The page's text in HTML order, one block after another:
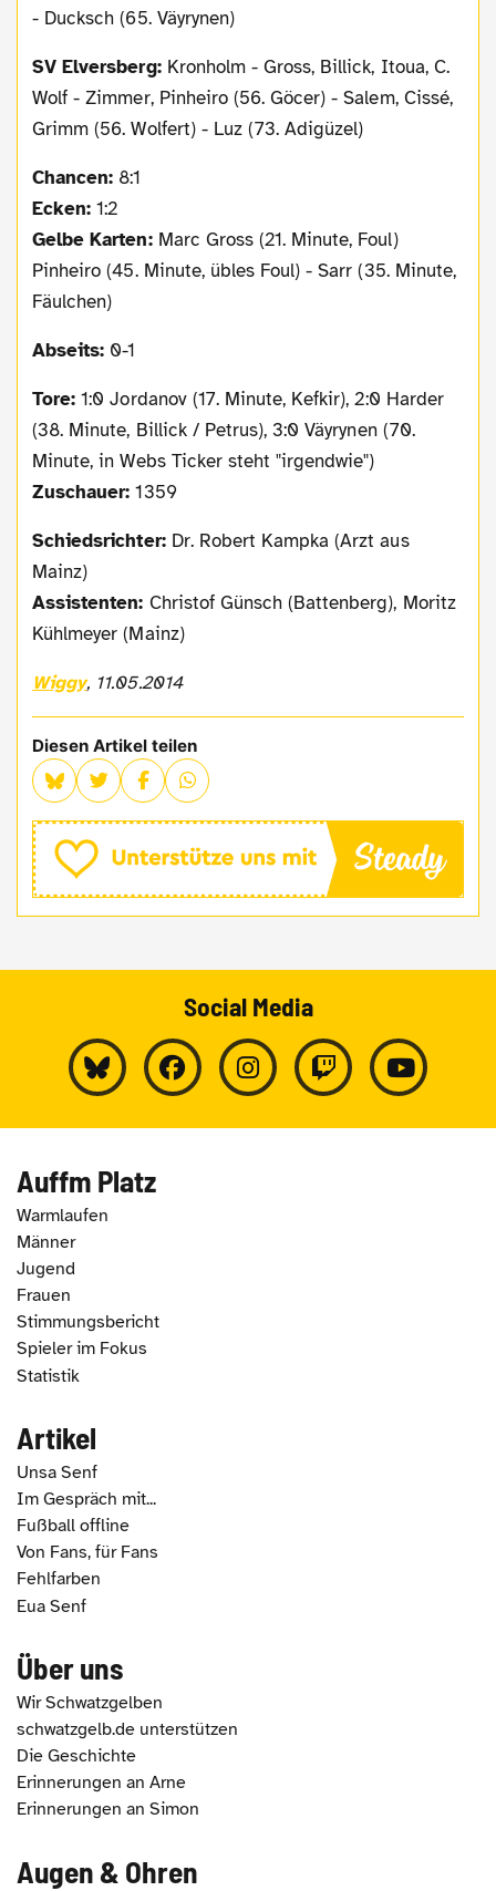
- Ducksch (65. Väyrynen)
SV Elversberg: Kronholm - Gross, Billick, Itoua, C.
Wolf - Zimmer, Pinheiro (56. Göcer) - Salem, Cissé,
Grimm (56. Wolfert) - Luz (73. Adigüzel)
Chancen: 8:1
Ecken: 1:2
Gelbe Karten:Marc Gross (21. Minute, Foul)
Pinheiro (45. Minute, übles Foul) - Sarr (35. Minute,
Fäulchen)
Abseits: 0-1
Tore: 1:0 Jordanov (17. Minute, Kefkir), 2:0 Harder
(38. Minute, Billick / Petrus), 3:0 Väyrynen (70.
Minute, in Webs Ticker steht "irgendwie")
Zuschauer: 1359
Schiedsrichter:Dr. Robert Kampka (Arzt aus
Mainz)
Assistenten: Christof Günsch (Battenberg), Moritz
Kühlmeyer (Mainz)
Wiggy, 11.05.2014
Diesen Artikel teilen
Social Media
Auffm Platz
Warmlaufen
Männer
Jugend
Frauen
Stimmungsbericht
Spieler im Fokus
Statistik
Artikel
Unsa Senf
Im Gespräch mit...
Fußball offline
Von Fans, für Fans
Fehlfarben
Eua Senf
Über uns
Wir Schwatzgelben
schwatzgelb.de unterstützen
Die Geschichte
Erinnerungen an Arne
Erinnerungen an Simon
Augen & Ohren